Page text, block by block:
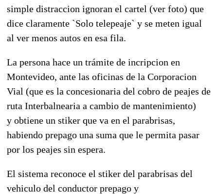
simple distraccion ignoran el cartel (ver foto) que
dice claramente `Solo telepeaje` y se meten igual
al ver menos autos en esa fila.
La persona hace un trámite de incripcion en
Montevideo, ante las oficinas de la Corporacion
Vial (que es la concesionaria del cobro de peajes de
ruta Interbalnearia a cambio de mantenimiento)
y obtiene un stiker que va en el parabrisas,
habiendo prepago una suma que le permita pasar
por los peajes sin espera.
El sistema reconoce el stiker del parabrisas del
vehiculo del conductor prepago y